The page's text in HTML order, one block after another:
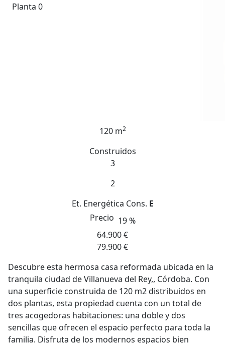
Planta 0
120 m2
Construidos
3
2
Et. Energética Cons. E
Precio 19 %
64.900 €
79.900 €
Descubre esta hermosa casa reformada ubicada en la
tranquila ciudad de Villanueva del Rey,, Córdoba. Con
una superficie construida de 120 m2 distribuidos en
dos plantas, esta propiedad cuenta con un total de
tres acogedoras habitaciones: una doble y dos
sencillas que ofrecen el espacio perfecto para toda la
familia. Disfruta de los modernos espacios bien